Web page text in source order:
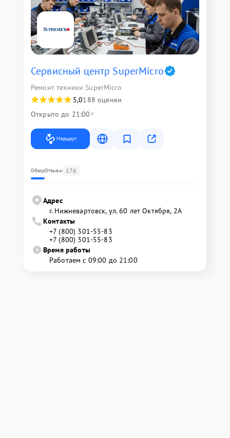
Сервисный центр SuperMicro
Ремонт техники SuperMicro
5,0188 оценки
Открыто до 21:00
Маршрут
ОбзорОтзывы 176
Адрес
г. Нижневартовск, ул. 60 лет Октября, 2А
Контакты
+7 (800) 301-55-83
+7 (800) 301-55-83
Время работы
Работаем с 09:00 до 21:00